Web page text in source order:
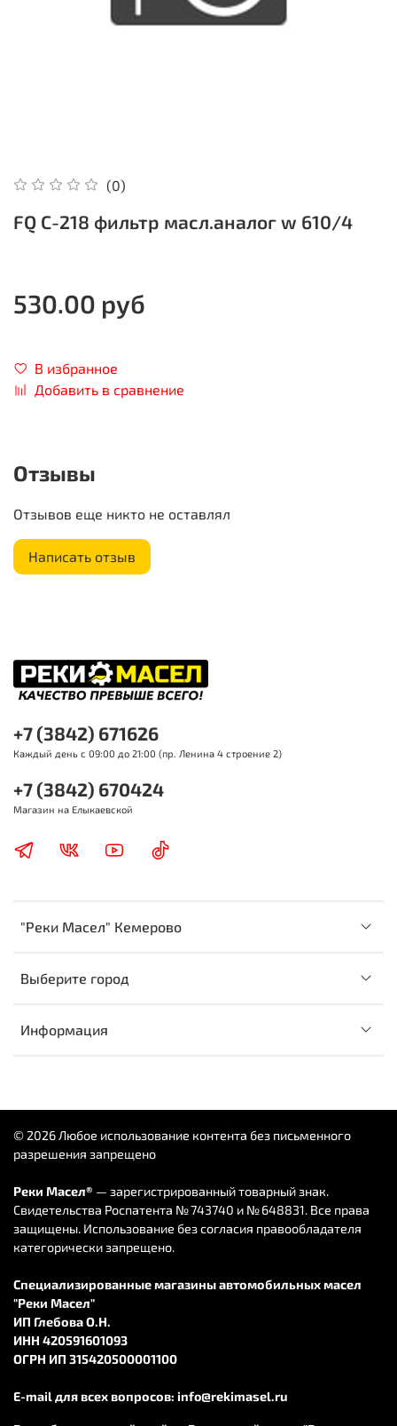
(0)
FQ C-218 фильтр масл.аналог w 610/4
530.00 руб
В избранное
Добавить в сравнение
Отзывы
Отзывов еще никто не оставлял
Написать отзыв
"Реки Масел" Кемерово
Выберите город
Информация
+7 (3842) 671626
Каждый день с 09:00 до 21:00 (пр. Ленина 4 строение 2)
+7 (3842) 670424
Магазин на Елыкаевской
© 2026 Любое использование контента без письменного
разрешения запрещено
Реки Масел® — зарегистрированный товарный знак.
Свидетельства Роспатента № 743740 и № 648831. Все права
защищены. Использование без согласия правообладателя
категорически запрещено.
Специализированные магазины автомобильных масел
"Реки Масел"
ИП Глебова О.Н.
ИНН 420591601093
ОГРН ИП 315420500001100
E-mail для всех вопросов: info@rekimasel.ru